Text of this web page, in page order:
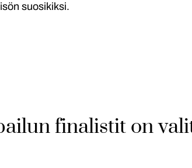
suosikiksi.
finalistit on